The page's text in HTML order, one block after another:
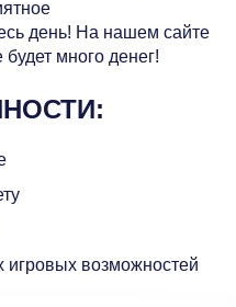
день! На нашем сайте
много денег!
возможностей